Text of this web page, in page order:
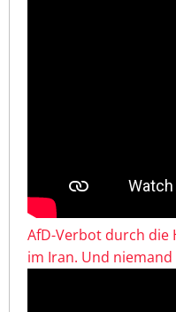
AfD-Verbot durch
im Iran. Und